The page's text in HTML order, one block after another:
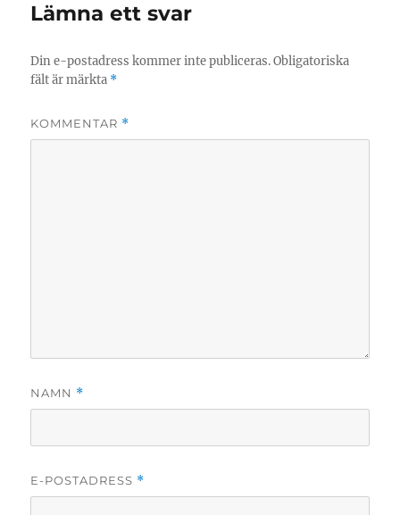
Lämna ett svar
Din e-postadress kommer inte publiceras. Obligatoriska
fält är märkta *
KOMMENTAR *
NAMN *
E-POSTADRESS *